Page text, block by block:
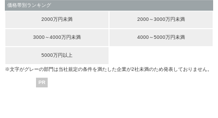
価格帯別ランキング
2000万円未満 2000～3000万円未満
3000～4000万円未満 4000～5000万円未満
5000万円以上
※文字がグレーの部門は当社規定の条件を満たした企業が2社未満のため発表しておりません。
PR